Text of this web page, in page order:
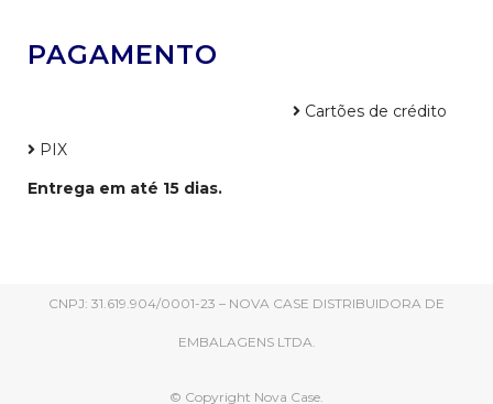
PAGAMENTO
Cartões de crédito
PIX
Entrega em até 15 dias.
CNPJ: 31.619.904/0001-23 – NOVA CASE DISTRIBUIDORA DE
EMBALAGENS LTDA.
© Copyright Nova Case.